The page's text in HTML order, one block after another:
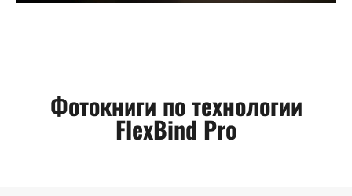
Фотокниги по технологии
FlexBind Prо